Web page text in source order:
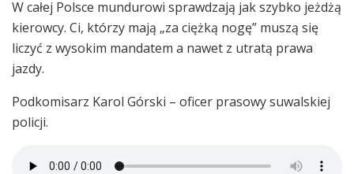
W całej Polsce mundurowi sprawdzają jak szybko jeżdżą
kierowcy. Ci, którzy mają „za ciężką nogę” muszą się
liczyć z wysokim mandatem a nawet z utratą prawa
jazdy.
Podkomisarz Karol Górski – oficer prasowy suwalskiej
policji.